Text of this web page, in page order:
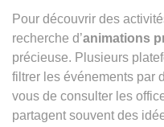
Pour découvrir des
recherche d’animations
précieuse. Plusieurs
filtrer les événements par
vous de consulter les
partagent souvent des